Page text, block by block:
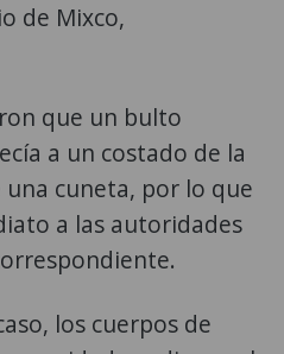
de Mixco,
que un bulto
a un costado de la
cuneta, por lo que
a las autoridades
los cuerpos de